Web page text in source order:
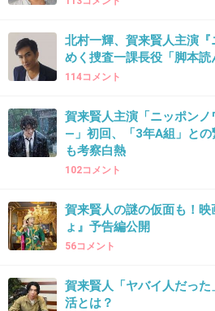
輪郭？とにかくなんかヘン
2件の返信
2020/03/13(金) 13:30:14
人に意見する前に自分の演
方がいい
北村一輝、賀来賢人主演
めく捜査一課長役「脚本読
114コメント
賀来賢人主演「ニッポン
―」初回、「3年A組」との
も考察白熱
102コメント
賀来賢人の謎の仮面も！
ょ』予告編公開
56コメント
賀来賢人「ヤバイ人だった
活とは？